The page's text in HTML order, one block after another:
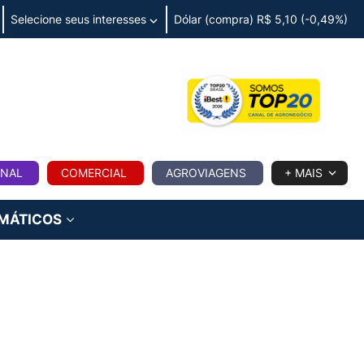
Selecione seus interesses Dólar (compra) R$ 5,10 (-0,49%)
COMERCIAL AGROVIAGENS + MAIS